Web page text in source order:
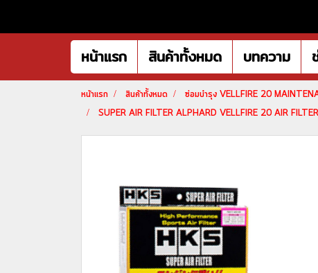
หน้าแรก สินค้าทั้งหมด บทความ
หน้าแรก สินค้าทั้งหมด
ซ่อมบำรุง VELLFIRE 20
SUPER AIR FILTER ALPHARD VELLFIRE 20 AIR